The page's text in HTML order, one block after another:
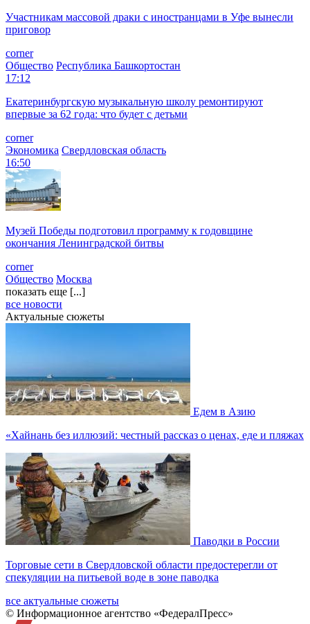
Участникам массовой драки с иностранцами в Уфе вынесли
приговор
corner
Общество Республика Башкортостан
17:12
Екатеринбургскую музыкальную школу ремонтируют
впервые за 62 года: что будет с детьми
corner
Экономика Свердловская область
16:50
Музей Победы подготовил программу к годовщине
окончания Ленинградской битвы
corner
Общество Москва
показать еще [...]
все новости
Актуальные сюжеты
Едем в Азию
«Хайнань без иллюзий: честный рассказ о ценах, еде и пляжах
Паводки в России
Торговые сети в Свердловской области предостерегли от
спекуляции на питьевой воде в зоне паводка
все актуальные сюжеты
© Информационное агентство «ФедералПресс»